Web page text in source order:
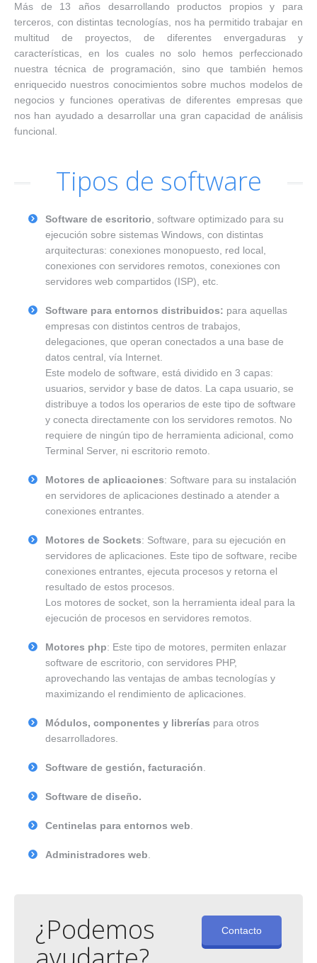
Más de 13 años desarrollando productos propios y para
terceros, con distintas tecnologías, nos ha permitido trabajar en
multitud de proyectos, de diferentes envergaduras y
características, en los cuales no solo hemos perfeccionado
nuestra técnica de programación, sino que también hemos
enriquecido nuestros conocimientos sobre muchos modelos de
negocios y funciones operativas de diferentes empresas que
nos han ayudado a desarrollar una gran capacidad de análisis
funcional.
Tipos de software
Software de escritorio , software optimizado para su
ejecución sobre sistemas Windows, con distintas
arquitecturas: conexiones monopuesto, red local,
conexiones con servidores remotos, conexiones con
servidores web compartidos (ISP), etc.
Software para entornos distribuidos: para aquellas
empresas con distintos centros de trabajos,
delegaciones, que operan conectados a una base de
datos central, vía Internet.
Este modelo de software, está dividido en 3 capas:
usuarios, servidor y base de datos. La capa usuario, se
distribuye a todos los operarios de este tipo de software
y conecta directamente con los servidores remotos. No
requiere de ningún tipo de herramienta adicional, como
Terminal Server, ni escritorio remoto.
Motores de aplicaciones: Software para su instalación
en servidores de aplicaciones destinado a atender a
conexiones entrantes.
Motores de Sockets: Software, para su ejecución en
servidores de aplicaciones. Este tipo de software, recibe
conexiones entrantes, ejecuta procesos y retorna el
resultado de estos procesos.
Los motores de socket, son la herramienta ideal para la
ejecución de procesos en servidores remotos.
Motores php: Este tipo de motores, permiten enlazar
software de escritorio, con servidores PHP,
aprovechando las ventajas de ambas tecnologías y
maximizando el rendimiento de aplicaciones.
Módulos, componentes y librerías para otros
desarrolladores.
Software de gestión, facturación
Software de diseño.
Centinelas para entornos web
Administradores web
Contacto
¿Podemos